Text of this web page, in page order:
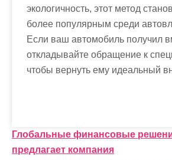
экологичность, этот метод
более популярным среди
Если ваш автомобиль получил
откладывайте обращение к
чтобы вернуть ему идеальный
Н
Глобальные финансовые
предлагает компания